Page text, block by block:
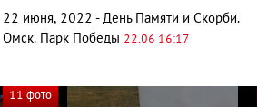
22 июня, 2022 - День Памяти и Скорби.
Омск. Парк Победы 22.06 16:17
11 фото